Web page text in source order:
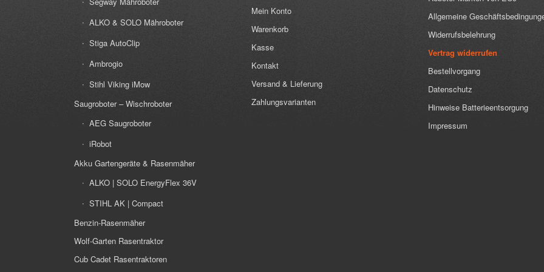
ALKO & SOLO Mähroboter
Stiga AutoClip
Ambrogio
Stihl Viking iMow
Saugroboter – Wischroboter
AEG Saugroboter
iRobot
Akku Gartengeräte & Rasenmäher
ALKO | SOLO EnergyFlex 36V
STIHL AK | Compact
Benzin-Rasenmäher
Wolf-Garten Rasentraktor
Cub Cadet Rasentraktoren
Mein Konto
Warenkorb
Kasse
Kontakt
Versand & Lieferung
Zahlungsvarianten
Allgemeine
Widerrufsbelehrung
Vertrag widerrufen
Bestellvorgang
Datenschutz
Hinweise Batterieentsorgung
Impressum